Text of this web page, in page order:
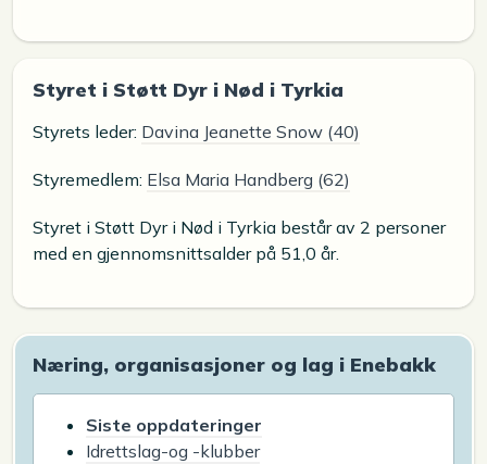
Styret i Støtt Dyr i Nød i Tyrkia
Styrets leder: Davina Jeanette Snow (40)
Styremedlem: Elsa Maria Handberg (62)
Styret i Støtt Dyr i Nød i Tyrkia består av 2 personer
med en gjennomsnittsalder på 51,0 år.
Næring, organisasjoner og lag i Enebakk
Siste oppdateringer
Idrettslag-og -klubber